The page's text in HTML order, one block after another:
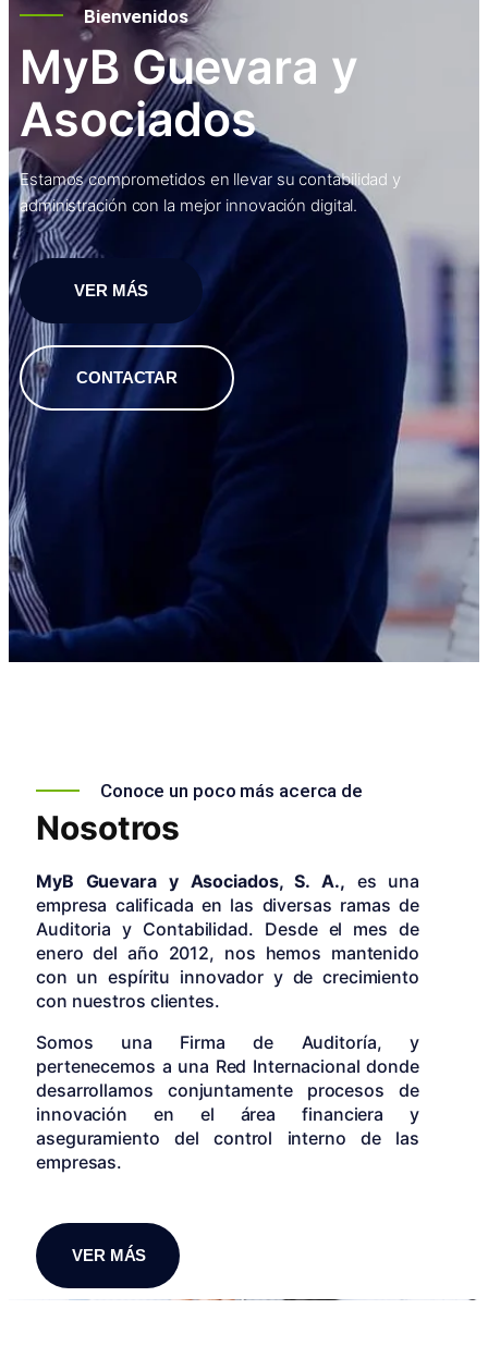
Bienvenidos
MyB Guevara y
Asociados
Estamos comprometidos en llevar su contabilidad y
administración con la mejor innovación digital.
VER MÁS
CONTACTAR
Conoce un poco más acerca de
Nosotros
MyB Guevara y Asociados, S. A., es una
empresa calificada en las diversas ramas de
Auditoria y Contabilidad. Desde el mes de
enero del año 2012, nos hemos mantenido
con un espíritu innovador y de crecimiento
con nuestros clientes.
Somos una Firma de Auditoría, y
pertenecemos a una Red Internacional donde
desarrollamos conjuntamente procesos de
innovación en el área financiera y
aseguramiento del control interno de las
empresas.
VER MÁS